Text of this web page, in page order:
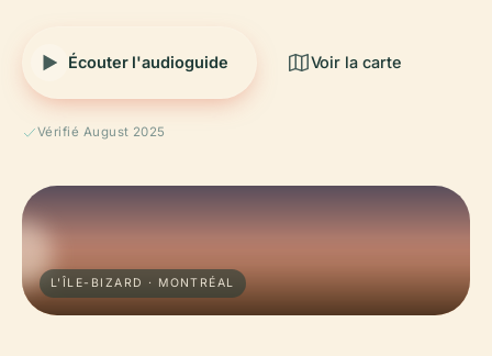
Écouter l'audioguide Voir la carte
Vérifié August 2025
L'ÎLE-BIZARD · MONTRÉAL